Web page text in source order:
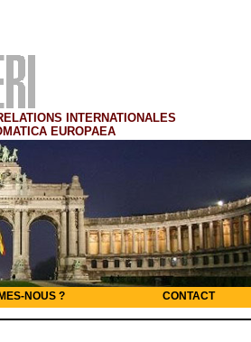
INTERNATIONALES
EUROPAEA
NOUS ? CONTACT